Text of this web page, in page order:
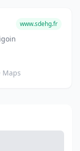
www.sdehg.fr
Maps